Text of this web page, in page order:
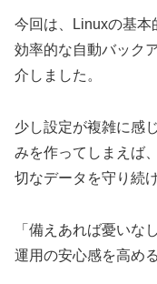
今回は、Linuxの基本
効率的な自動バック
介しました。
少し設定が複雑に感
みを作ってしまえば
切なデータを守り続
「備えあれば憂いな
運用の安心感を高め